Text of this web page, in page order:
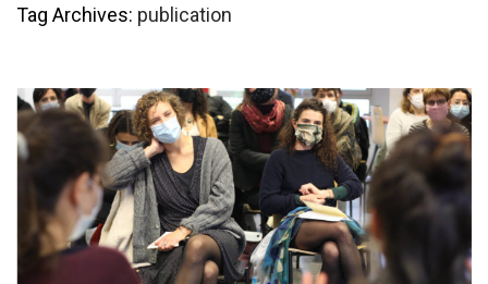
Tag Archives: publication